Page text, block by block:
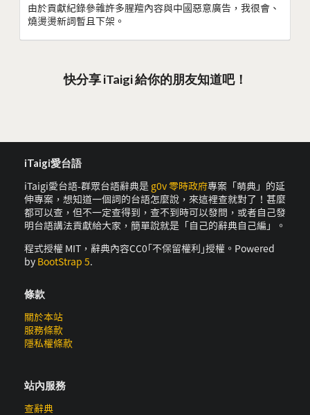
由於貢獻紀錄參雜許多腥羶內容與中國惡意廣告，我很會、
燒燙燙新詞暫且下架。
快分享 iTaigi 給你的朋友知道吧！
iTaigi愛台語
iTaigi愛台語-群眾台語辭典是 g0v 零時政府專案「萌典」的延
伸專案，想知道一個詞的台語怎麼說，來這裡查就對了！甚麼
都可以查，但不一定查得到，查不到時可以發問，或者自己發
明台語講法貢獻給大家，簡單說就是「自己的辭典自己編」。
程式授權 MIT，辭典內容CC0｢不保留權利｣授權。Powered
by BootStrap 5.
條款
關於本站
服務條款
隱私權條款
站內服務
查辭典